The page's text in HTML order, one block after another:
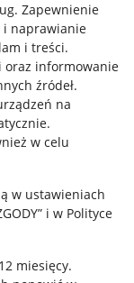
. Zapewnienie
i naprawianie
i treści.
oraz informowanie
źródeł.
na
.
w celu
w ustawieniach
i w Polityce
miesięcy.